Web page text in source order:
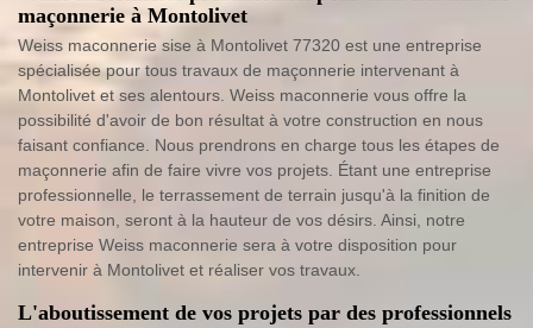
maçonnerie à Montolivet
Weiss maconnerie sise à Montolivet 77320 est une entreprise
spécialisée pour tous travaux de maçonnerie intervenant à
Montolivet et ses alentours. Weiss maconnerie vous offre la
possibilité d'avoir de bon résultat à votre construction en nous
faisant confiance. Nous prendrons en charge tous les étapes de
maçonnerie afin de faire vivre vos projets. Étant une entreprise
professionnelle, le terrassement de terrain jusqu'à la finition de
votre maison, seront à la hauteur de vos désirs. Ainsi, notre
entreprise Weiss maconnerie sera à votre disposition pour
intervenir à Montolivet et réaliser vos travaux.
L'aboutissement de vos projets par des professionnels